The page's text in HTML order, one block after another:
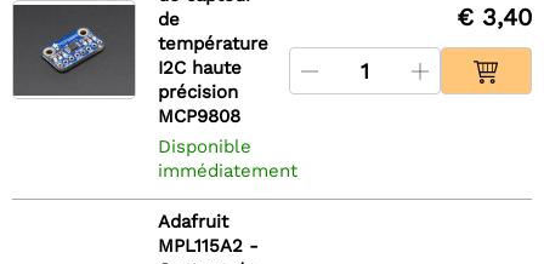
de
température
I2C haute
précision
MCP9808
Disponible
immédiatement
€ 3,40
Adafruit
MPL115A2 -